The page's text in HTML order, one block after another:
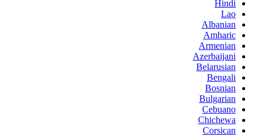
Hindi
Lao
Albanian
Amharic
Armenian
Azerbaijani
Belarusian
Bengali
Bosnian
Bulgarian
Cebuano
Chichewa
Corsican